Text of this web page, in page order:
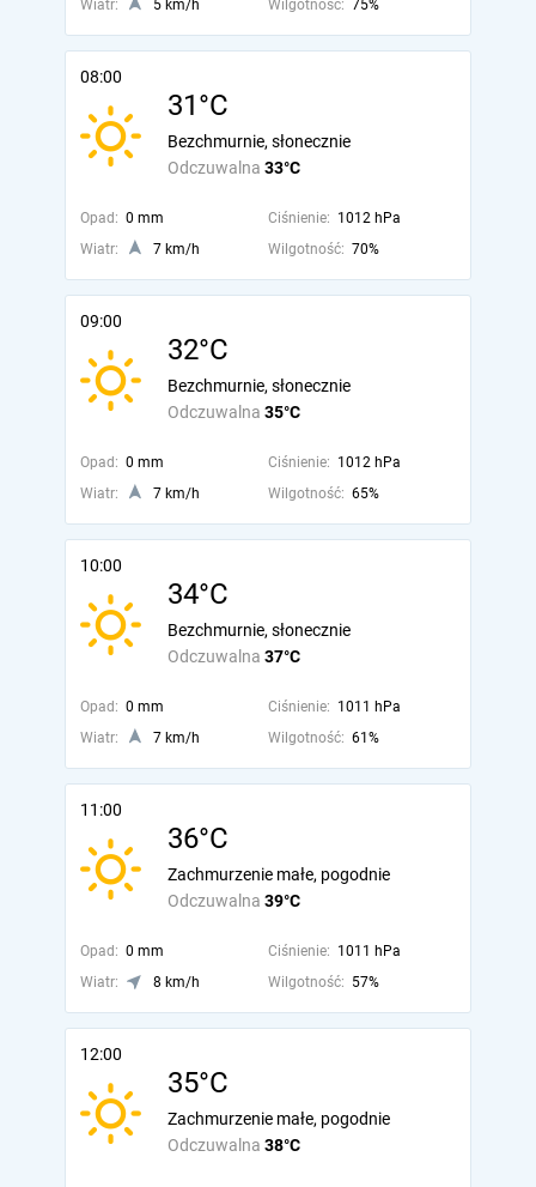
Wiatr: 5 km/h Wilgotność: 75%
08:00
31°C
Odczuwalna 33°C
Bezchmurnie, słonecznie
Opad: 0 mm Ciśnienie: 1012 hPa
Wiatr:
7 km/h Wilgotność: 70%
09:00
32°C
Odczuwalna 35°C
Bezchmurnie, słonecznie
Opad: 0 mm Ciśnienie: 1012 hPa
Wiatr:
7 km/h Wilgotność: 65%
10:00
34°C
Odczuwalna 37°C
Bezchmurnie, słonecznie
Opad: 0 mm Ciśnienie: 1011 hPa
Wiatr:
7 km/h Wilgotność: 61%
11:00
36°C
Odczuwalna 39°C
Zachmurzenie małe, pogodnie
Opad: 0 mm Ciśnienie: 1011 hPa
Wiatr:
8 km/h Wilgotność: 57%
12:00
35°C
Odczuwalna 38°C
Zachmurzenie małe, pogodnie